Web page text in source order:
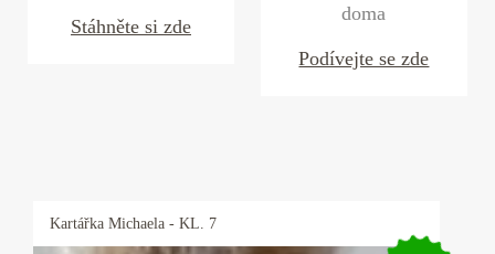
Stáhněte si zde
doma
Podívejte se zde
Kartářka Michaela - KL. 7